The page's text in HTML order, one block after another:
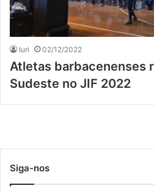
Iuri 02/12/2022
Atletas barbacenenses
Sudeste no JIF 2022
Siga-nos